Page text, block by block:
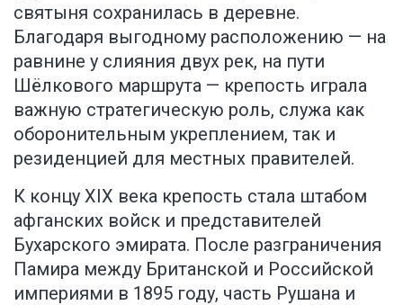
святыня сохранилась в деревне.
Благодаря выгодному расположению — на
равнине у слияния двух рек, на пути
Шёлкового маршрута — крепость играла
важную стратегическую роль, служа как
оборонительным укреплением, так и
резиденцией для местных правителей.
К концу XIX века крепость стала штабом
афганских войск и представителей
Бухарского эмирата. После разграничения
Памира между Британской и Российской
империями в 1895 году, часть Рушана и